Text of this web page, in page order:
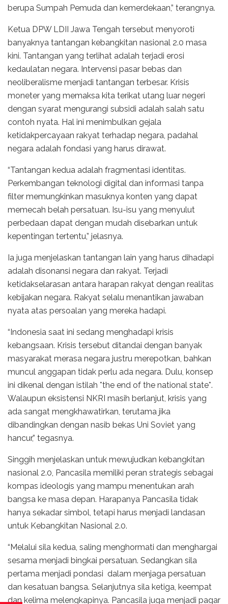
berupa Sumpah Pemuda dan kemerdekaan,” terangnya.
Ketua DPW LDII Jawa Tengah tersebut menyoroti
banyaknya tantangan kebangkitan nasional 2.0 masa
kini. Tantangan yang terlihat adalah terjadi erosi
kedaulatan negara. Intervensi pasar bebas dan
neoliberalisme menjadi tantangan terbesar. Krisis
moneter yang memaksa kita terikat utang luar negeri
dengan syarat mengurangi subsidi adalah salah satu
contoh nyata. Hal ini menimbulkan gejala
ketidakpercayaan rakyat terhadap negara, padahal
negara adalah fondasi yang harus dirawat.
“Tantangan kedua adalah fragmentasi identitas.
Perkembangan teknologi digital dan informasi tanpa
filter memungkinkan masuknya konten yang dapat
memecah belah persatuan. Isu-isu yang menyulut
perbedaan dapat dengan mudah disebarkan untuk
kepentingan tertentu,” jelasnya.
Ia juga menjelaskan tantangan lain yang harus dihadapi
adalah disonansi negara dan rakyat. Terjadi
ketidakselarasan antara harapan rakyat dengan realitas
kebijakan negara. Rakyat selalu menantikan jawaban
nyata atas persoalan yang mereka hadapi.
“Indonesia saat ini sedang menghadapi krisis
kebangsaan. Krisis tersebut ditandai dengan banyak
masyarakat merasa negara justru merepotkan, bahkan
muncul anggapan tidak perlu ada negara. Dulu, konsep
ini dikenal dengan istilah *the end of the national state*.
Walaupun eksistensi NKRI masih berlanjut, krisis yang
ada sangat mengkhawatirkan, terutama jika
dibandingkan dengan nasib bekas Uni Soviet yang
hancur,” tegasnya.
Singgih menjelaskan untuk mewujudkan kebangkitan
nasional 2.0, Pancasila memiliki peran strategis sebagai
kompas ideologis yang mampu menentukan arah
bangsa ke masa depan. Harapanya Pancasila tidak
hanya sekadar simbol, tetapi harus menjadi landasan
untuk Kebangkitan Nasional 2.0.
“Melalui sila kedua, saling menghormati dan menghargai
sesama menjadi bingkai persatuan. Sedangkan sila
pertama menjadi pondasi dalam menjaga persatuan
dan kesatuan bangsa. Selanjutnya sila ketiga, keempat
dan kelima melengkapinya. Pancasila juga menjadi pagar